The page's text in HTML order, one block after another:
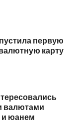
первую
карту
валютами
и юанем